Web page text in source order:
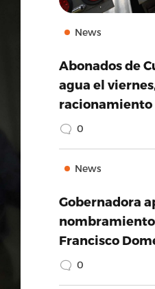
News
Abonados de
agua el
racionamiento
0
News
Gobernadora
Francisco
0